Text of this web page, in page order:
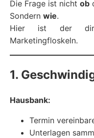
Die Frage ist nicht ob
Sondern wie.
Hier ist der
Marketingfloskeln.
1.
Hausbank:
Termin
Unterlagen